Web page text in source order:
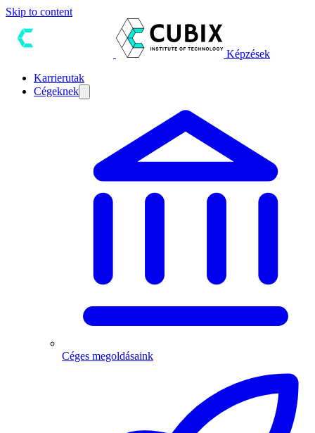
Skip to content
Képzések
Karrierutak
Cégeknek
Céges megoldásaink